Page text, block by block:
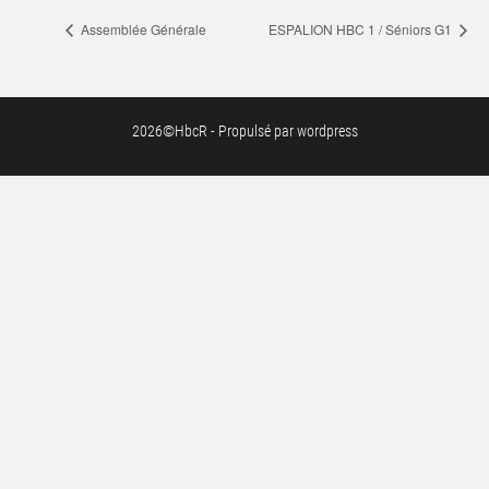
Assemblée Générale ESPALION HBC 1 / Séniors G1
2026©HbcR - Propulsé par wordpress